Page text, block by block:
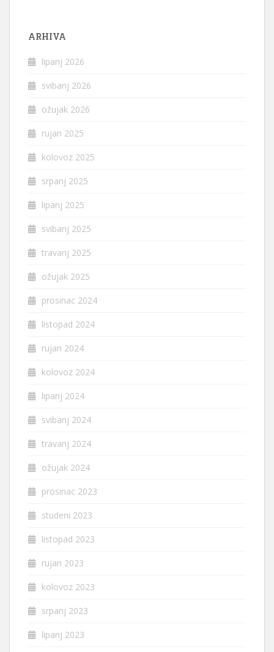
ARHIVA
lipanj 2026
svibanj 2026
ožujak 2026
rujan 2025
kolovoz 2025
srpanj 2025
lipanj 2025
svibanj 2025
travanj 2025
ožujak 2025
prosinac 2024
listopad 2024
rujan 2024
kolovoz 2024
lipanj 2024
svibanj 2024
travanj 2024
ožujak 2024
prosinac 2023
studeni 2023
listopad 2023
rujan 2023
kolovoz 2023
srpanj 2023
lipanj 2023